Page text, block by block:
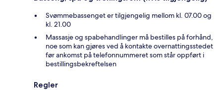
Svømmebassenget er tilgjengelig mellom kl. 07.00 og
kl. 21.00
Massasje og spabehandlinger må bestilles på forhånd,
noe som kan gjøres ved å kontakte overnattingsstedet
før ankomst på telefonnummeret som står oppført i
bestillingsbekreftelsen
Regler